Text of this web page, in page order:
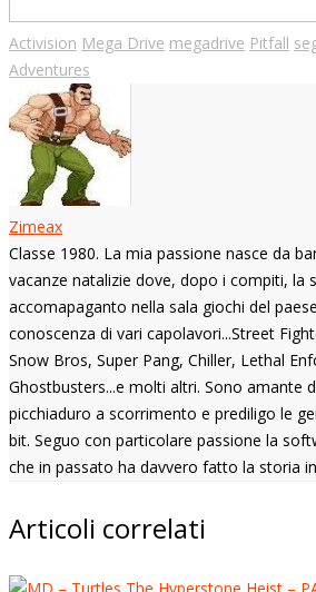
Activision Mega Drive megadrive Pitfall
Adventures
Zimeax
Classe 1980. La mia passione nasce da
vacanze natalizie dove, dopo i compiti, la
accomapaganto nella sala giochi del
conoscenza di vari capolavori...Street
Snow Bros, Super Pang, Chiller, Lethal
Ghostbusters...e molti altri. Sono amante
picchiaduro a scorrimento e prediligo le
bit. Seguo con particolare passione la
che in passato ha davvero fatto la storia
Articoli correlati